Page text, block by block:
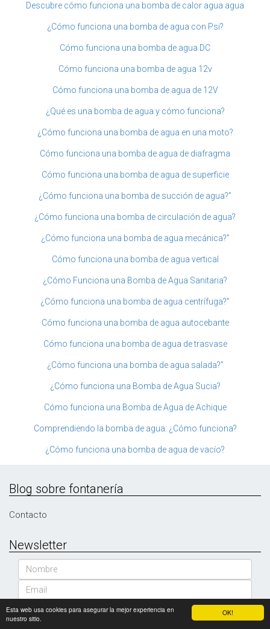
OK!
Esta web usa cookies para asegurar la mejor experiencia en
nuestro sitio.
Descubre cómo funciona una bomba de calor agua agua
¿Cómo funciona una bomba de agua con Psi?
Cómo funciona una bomba de agua DC
Cómo funciona una bomba de agua 12v
Cómo funciona una bomba de agua de 12V
¿Qué es una bomba de agua y cómo funciona?
¿Cómo funciona una bomba de agua en una moto?
Cómo funciona una bomba de agua de diafragma
Cómo funciona una bomba de agua de superficie
¿Cómo funciona una bomba de succión de agua?”
¿Cómo funciona una bomba de circulación de agua?
¿Cómo funciona una bomba de agua mecánica?”
Cómo funciona una bomba de agua vertical
¿Cómo Funciona una Bomba de Agua Sanitaria?
¿Cómo funciona una bomba de agua centrífuga?”
Cómo funciona una bomba de agua autocebante
Cómo funciona una bomba de agua de trasvase
¿Cómo funciona una bomba de agua salada?”
¿Cómo funciona una Bomba de Agua Sucia?
Cómo funciona una Bomba de Agua de Achique
Comprendiendo la bomba de agua: ¿Cómo funciona?
¿Cómo funciona una bomba de agua de vacío?
Blog sobre fontanería
Contacto
Newsletter
Nombre
Email
SUSCRIBIRSE